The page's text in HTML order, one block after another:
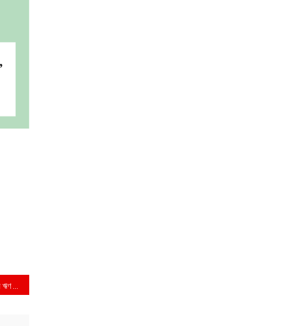
৩ প্রকল্পের জন্য ৬৩ কোটি ডলার ঋণ দিবে এডিবি